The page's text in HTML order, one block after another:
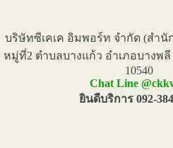
บริษัทซีเคเค อิมพอร์ท จำกัด (สำนั
หมู่ที่2 ตำบลบางแก้ว อำเภอบางพ
10540
Chat Line
ยินดีบริการ 092-